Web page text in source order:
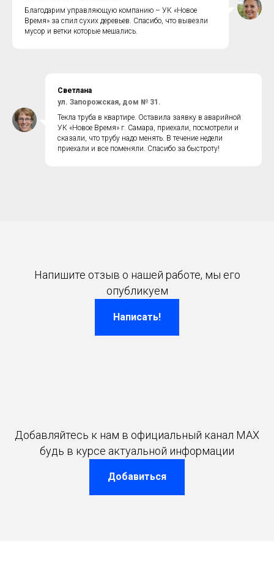
Благодарим управляющую компанию – УК «Новое
Время» за спил сухих деревьев. Спасибо, что вывезли
мусор и ветки которые мешались.
Светлана
ул. Запорожская, дом № 31.
Текла труба в квартире. Оставила заявку в аварийной
УК «Новое Время» г. Самара, приехали, посмотрели и
сказали, что трубу надо менять. В течение недели
приехали и все поменяли. Спасибо за быстроту!
Напишите отзыв о нашей работе, мы его
опубликуем
Написать!
Добавляйтесь к нам в официальный канал MAX
будь в курсе актуальной информации
Добавиться